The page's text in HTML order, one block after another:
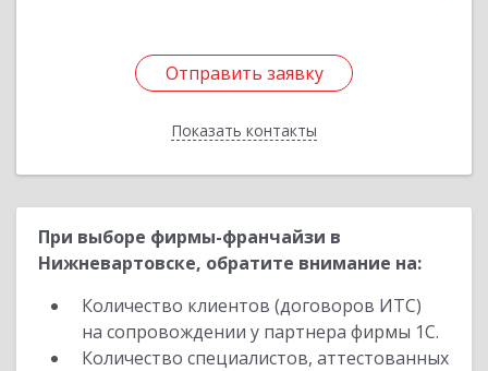
Отправить заявку
Показать контакты
Отправить заявку
Назад
При выборе фирмы-франчайзи в
Нижневартовске, обратите внимание на:
Количество клиентов (договоров ИТС)
на сопровождении у партнера фирмы 1С.
Количество специалистов, аттестованных